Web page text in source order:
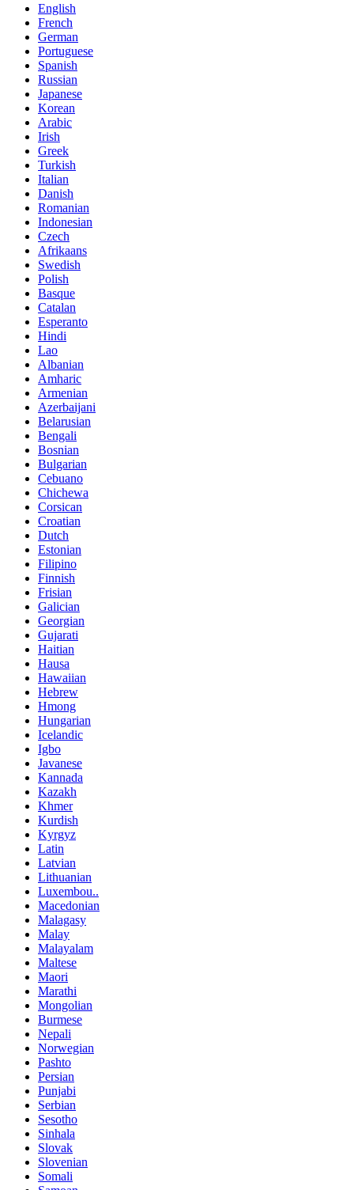
English
French
German
Portuguese
Spanish
Russian
Japanese
Korean
Arabic
Irish
Greek
Turkish
Italian
Danish
Romanian
Indonesian
Czech
Afrikaans
Swedish
Polish
Basque
Catalan
Esperanto
Hindi
Lao
Albanian
Amharic
Armenian
Azerbaijani
Belarusian
Bengali
Bosnian
Bulgarian
Cebuano
Chichewa
Corsican
Croatian
Dutch
Estonian
Filipino
Finnish
Frisian
Galician
Georgian
Gujarati
Haitian
Hausa
Hawaiian
Hebrew
Hmong
Hungarian
Icelandic
Igbo
Javanese
Kannada
Kazakh
Khmer
Kurdish
Kyrgyz
Latin
Latvian
Lithuanian
Luxembou..
Macedonian
Malagasy
Malay
Malayalam
Maltese
Maori
Marathi
Mongolian
Burmese
Nepali
Norwegian
Pashto
Persian
Punjabi
Serbian
Sesotho
Sinhala
Slovak
Slovenian
Somali